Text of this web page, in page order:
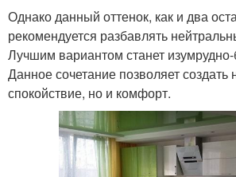
Однако данный оттенок, как и два
рекомендуется разбавлять
Лучшим вариантом станет
Данное сочетание позволяет создать
спокойствие, но и комфорт.